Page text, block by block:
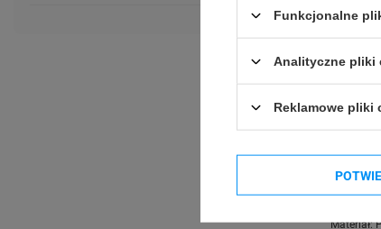
46 mm
Materiał:
Funkcjonalne
Analityczne pliki
Reklamowe pliki